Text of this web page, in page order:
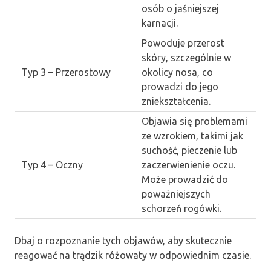
osób o jaśniejszej
karnacji.
Typ 3 – Przerostowy
Powoduje przerost
skóry, szczególnie w
okolicy nosa, co
prowadzi do jego
zniekształcenia.
Typ 4 – Oczny
Objawia się problemami
ze wzrokiem, takimi jak
suchość, pieczenie lub
zaczerwienienie oczu.
Może prowadzić do
poważniejszych
schorzeń rogówki.
Dbaj o rozpoznanie tych objawów, aby skutecznie
reagować na trądzik różowaty w odpowiednim czasie.